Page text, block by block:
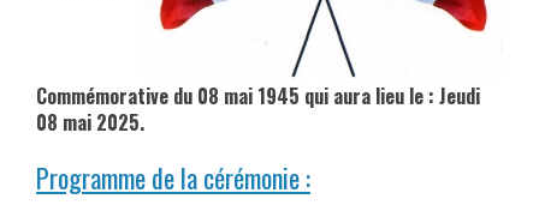
Commémorative du 08 mai 1945 qui aura lieu le : Jeudi
08 mai 2025.
Programme de la cérémonie :